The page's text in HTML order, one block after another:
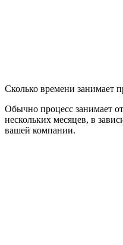
Сколько времени занимает
Обычно процесс занимает
нескольких месяцев, в
вашей компании.